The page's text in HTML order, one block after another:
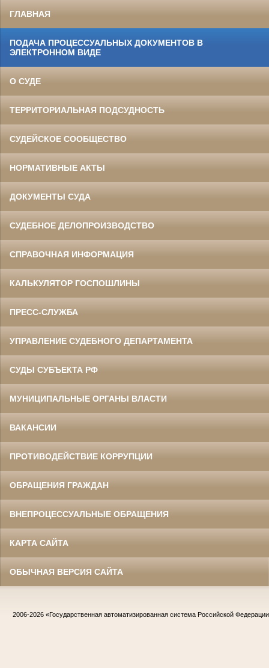
ГЛАВНАЯ
ПОДАЧА ПРОЦЕССУАЛЬНЫХ ДОКУМЕНТОВ В
ЭЛЕКТРОННОМ ВИДЕ
О СУДЕ
ТЕРРИТОРИАЛЬНАЯ ПОДСУДНОСТЬ
СУДЕЙСКОЕ СООБЩЕСТВО
НОРМАТИВНЫЕ АКТЫ
ДОКУМЕНТЫ СУДА
СУДЕБНОЕ ДЕЛОПРОИЗВОДСТВО
СПРАВОЧНАЯ ИНФОРМАЦИЯ
КАЛЬКУЛЯТОР ГОСПОШЛИНЫ
ПРЕСС-СЛУЖБА
УПРАВЛЕНИЕ СУДЕБНОГО ДЕПАРТАМЕНТА
СУДЫ СУБЪЕКТА РФ
МУНИЦИПАЛЬНЫЕ ОРГАНЫ ВЛАСТИ
ВАКАНСИИ
ПРОТИВОДЕЙСТВИЕ КОРРУПЦИИ
ОБРАЩЕНИЯ ГРАЖДАН
ВНЕПРОЦЕССУАЛЬНЫЕ ОБРАЩЕНИЯ
КАРТА САЙТА
ОБЫЧНАЯ ВЕРСИЯ САЙТА
2006-2026 «Государственная автоматизированная система Российской